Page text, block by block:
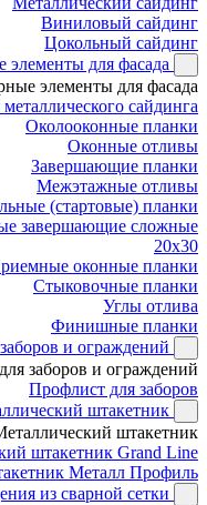
Виниловый сайдинг
Цокольный сайдинг
элементы для фасада
элементы для фасада
сайдинга
Околооконные планки
Оконные отливы
Завершающие планки
Межэтажные отливы
(стартовые) планки
завершающие сложные
20x30
оконные планки
Стыковочные планки
Углы отлива
Финишные планки
и ограждений
заборов и ограждений
Профлист для заборов
штакетник
штакетник
штакетник Grand Line
Металл Профиль
из сварной сетки